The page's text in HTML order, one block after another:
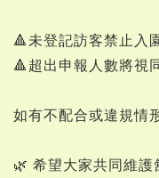
🔺未登記訪客禁止入
🔺超出申報人數將視
如有不配合或違規情
🌿 希望大家共同維護